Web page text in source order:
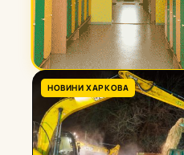
НОВИНИ ХАРКОВА